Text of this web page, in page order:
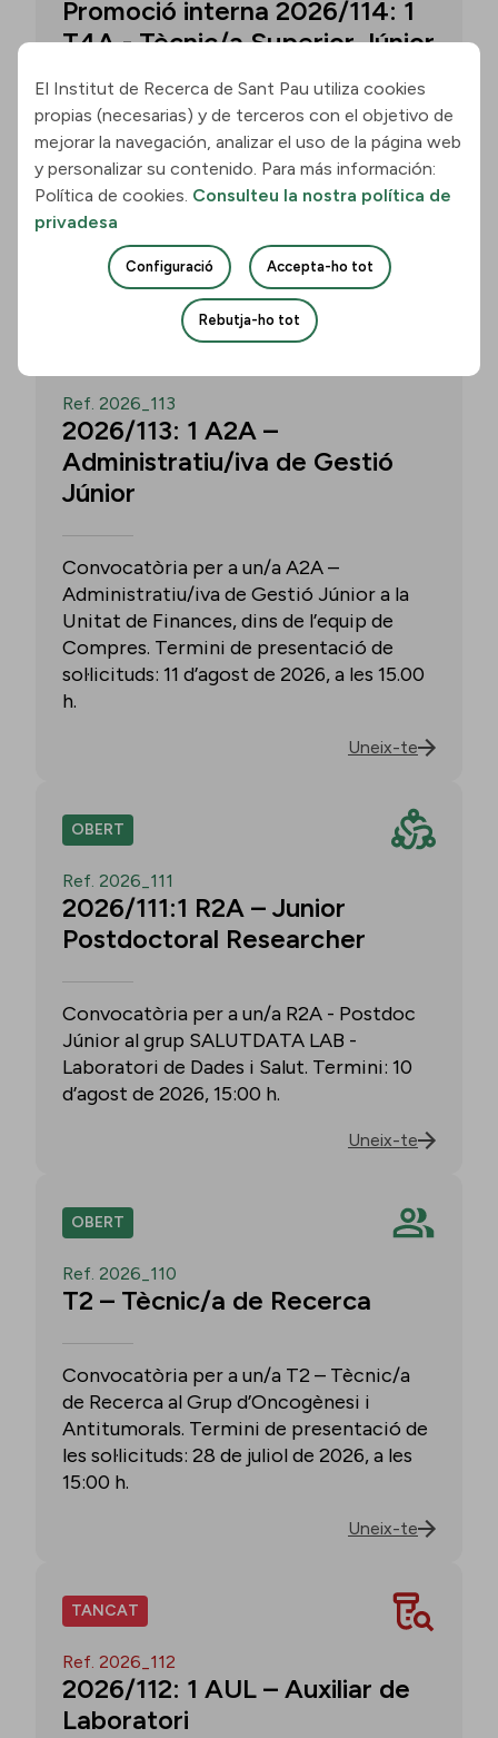
Promoció interna 2026/114: 1
T4A - Tècnic/a Superior Júnior
Convocatòria per a un/a T4A - Tècnic/a
Superior Júnior al grup Neurobiologia de
les Demències - Multilingual Aphasia &
Dementia Research Lab. Termini: 11
d’agost de 2026, 15.00 h.
Uneix-te
Ref. 2026_113
2026/113: 1 A2A –
Administratiu/iva de Gestió
Júnior
Convocatòria per a un/a A2A –
Administratiu/iva de Gestió Júnior a la
Unitat de Finances, dins de l’equip de
Compres. Termini de presentació de
sol·licituds: 11 d’agost de 2026, a les 15.00
h.
Uneix-te
OBERT
Ref. 2026_111
2026/111:1 R2A – Junior
Postdoctoral Researcher
Convocatòria per a un/a R2A - Postdoc
Júnior al grup SALUTDATA LAB -
Laboratori de Dades i Salut. Termini: 10
d’agost de 2026, 15:00 h.
Uneix-te
OBERT
Ref. 2026_110
T2 – Tècnic/a de Recerca
Convocatòria per a un/a T2 – Tècnic/a
de Recerca al Grup d’Oncogènesi i
Antitumorals. Termini de presentació de
les sol·licituds: 28 de juliol de 2026, a les
15:00 h.
Uneix-te
TANCAT
Ref. 2026_112
2026/112: 1 AUL – Auxiliar de
Laboratori
El Institut de Recerca de Sant Pau utiliza cookies
propias (necesarias) y de terceros con el objetivo de
mejorar la navegación, analizar el uso de la página web
y personalizar su contenido. Para más información:
Política de cookies. Consulteu la nostra política de
privadesa
Configuració Accepta-ho tot
Rebutja-ho tot